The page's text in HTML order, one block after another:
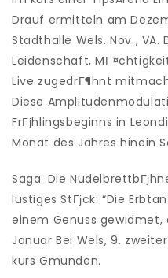
Drauf ermitteln am
Stadthalle Wels. Nov , VA.
Leidenschaft,
Live zugedrГ¶hnt
Diese
FrГјhlingsbeginns in
Monat des Jahres hinein
Saga: Die
lustiges StГјck: “Die
einem Genuss gewidmet,
Januar Bei Wels, 9.
kurs Gmunden.